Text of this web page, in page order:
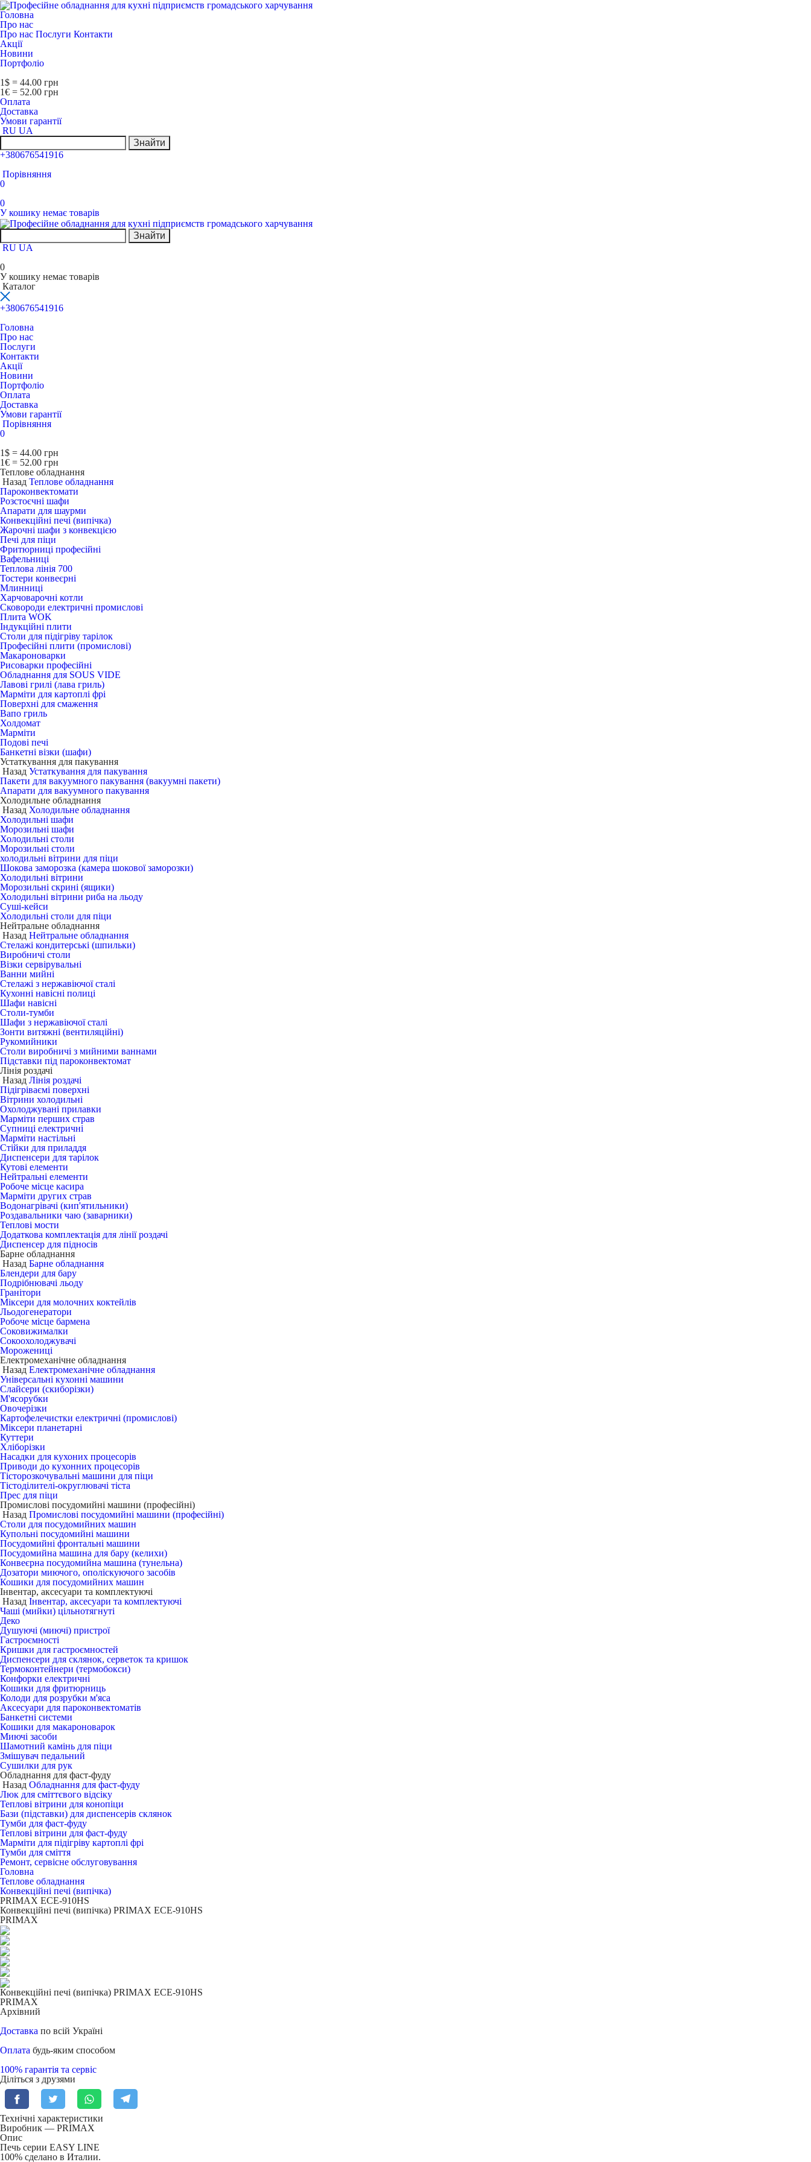
Головна
Про нас
Про нас Послуги Контакти
Акції
Новини
Портфоліо
1$ = 44.00 грн
1€ = 52.00 грн
Оплата
Доставка
Умови гарантії
RU UA
Знайти
+380676541916
Порівняння
0
0
У кошику немає товарів
Знайти
RU UA
0
У кошику немає товарів
Каталог
+380676541916
Головна
Про нас
Послуги
Контакти
Акції
Новини
Портфоліо
Оплата
Доставка
Умови гарантії
Порівняння
0
1$ = 44.00 грн
1€ = 52.00 грн
Теплове обладнання
Назад Теплове обладнання
Пароконвектомати
Розстоєчні шафи
Апарати для шаурми
Конвекційні печі (випічка)
Жарочні шафи з конвекцією
Печі для піци
Фритюрниці професійні
Вафельниці
Теплова лінія 700
Тостери конвеєрні
Млинниці
Харчоварочні котли
Сковороди електричні промислові
Плита WOK
Індукційні плити
Столи для підігріву тарілок
Професійні плити (промислові)
Макароноварки
Рисоварки професійні
Обладнання для SOUS VIDE
Лавові грилі (лава гриль)
Марміти для картоплі фрі
Поверхні для смаження
Вапо гриль
Холдомат
Марміти
Подові печі
Банкетні візки (шафи)
Устаткування для пакування
Назад Устаткування для пакування
Пакети для вакуумного пакування (вакуумні пакети)
Апарати для вакуумного пакування
Холодильне обладнання
Назад Холодильне обладнання
Холодильні шафи
Морозильні шафи
Холодильні столи
Морозильні столи
холодильні вітрини для піци
Шокова заморозка (камера шокової заморозки)
Холодильні вітрини
Морозильні скрині (ящики)
Холодильні вітрини риба на льоду
Суші-кейси
Холодильні столи для піци
Нейтральне обладнання
Назад Нейтральне обладнання
Стелажі кондитерські (шпильки)
Виробничі столи
Візки сервірувальні
Ванни мийні
Стелажі з нержавіючої сталі
Кухонні навісні полиці
Шафи навісні
Столи-тумби
Шафи з нержавіючої сталі
Зонти витяжні (вентиляційні)
Рукомийники
Столи виробничі з мийними ваннами
Підставки під пароконвектомат
Лінія роздачі
Назад Лінія роздачі
Підігріваємі поверхні
Вітрини холодильні
Охолоджувані прилавки
Марміти перших страв
Супниці електричні
Марміти настільні
Стійки для приладдя
Диспенсери для тарілок
Кутові елементи
Нейтральні елементи
Робоче місце касира
Марміти других страв
Водонагрівачі (кип'ятильники)
Роздавальники чаю (заварники)
Теплові мости
Додаткова комплектація для лінії роздачі
Диспенсер для підносів
Барне обладнання
Назад Барне обладнання
Блендери для бару
Подрібнювачі льоду
Гранітори
Міксери для молочних коктейлів
Льодогенератори
Робоче місце бармена
Соковижималки
Сокоохолоджувачі
Морожениці
Електромеханічне обладнання
Назад Електромеханічне обладнання
Універсальні кухонні машини
Слайсери (скиборізки)
М'ясорубки
Овочерізки
Картофелечистки електричні (промислові)
Міксери планетарні
Куттери
Хліборізки
Насадки для кухоних процесорів
Приводи до кухонних процесорів
Тісторозкочувальні машини для піци
Тістоділителі-округлювачі тіста
Прес для піци
Промислові посудомийні машини (професійні)
Назад Промислові посудомийні машини (професійні)
Столи для посудомийних машин
Купольні посудомийні машини
Посудомийні фронтальні машини
Посудомийна машина для бару (келихи)
Конвеєрна посудомийна машина (тунельна)
Дозатори миючого, ополіскуючого засобів
Кошики для посудомийних машин
Інвентар, аксесуари та комплектуючі
Назад Інвентар, аксесуари та комплектуючі
Чаші (мийки) цільнотягнуті
Деко
Душуючі (миючі) пристрої
Гастроємності
Кришки для гастроємностей
Диспенсери для склянок, серветок та кришок
Термоконтейнери (термобокси)
Конфорки електричні
Кошики для фритюрниць
Колоди для розрубки м'яса
Аксесуари для пароконвектоматів
Банкетні системи
Кошики для макароноварок
Миючі засоби
Шамотний камінь для піци
Змішувач педальний
Сушилки для рук
Обладнання для фаст-фуду
Назад Обладнання для фаст-фуду
Люк для сміттєвого відсіку
Теплові вітрини для конопіци
Бази (підставки) для диспенсерів склянок
Тумби для фаст-фуду
Теплові вітрини для фаст-фуду
Марміти для підігріву картоплі фрі
Тумби для сміття
Ремонт, сервісне обслуговування
Головна
Теплове обладнання
Конвекційні печі (випічка)
PRIMAX ECE-910HS
Конвекційні печі (випічка) PRIMAX ECE-910HS
PRIMAX
Конвекційні печі (випічка) PRIMAX ECE-910HS
PRIMAX
Архівний
Доставка по всій Україні
Оплата будь-яким способом
100% гарантія та сервіс
Діліться з друзями
Технічні характеристики
Виробник — PRIMAX
Опис
Печь серии EASY LINE
100% сделано в Италии.